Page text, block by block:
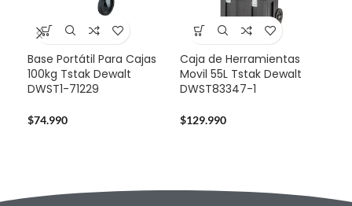
Base Portátil Para Cajas
100kg Tstak Dewalt
DWST1-71229
$74.990
Caja de Herramientas
Movil 55L Tstak Dewalt
DWST83347-1
$129.990